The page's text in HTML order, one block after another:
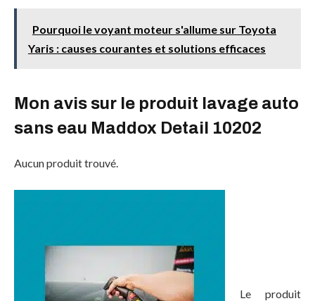
Pourquoi le voyant moteur s'allume sur Toyota
Yaris : causes courantes et solutions efficaces
Mon avis sur le produit lavage auto
sans eau Maddox Detail ‎10202
Aucun produit trouvé.
Le produit